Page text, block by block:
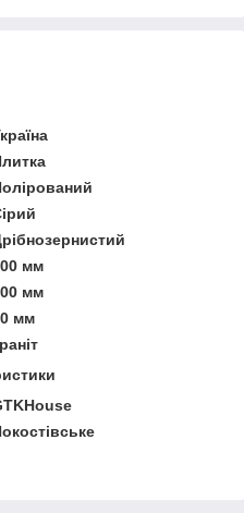
мм
мм
мм